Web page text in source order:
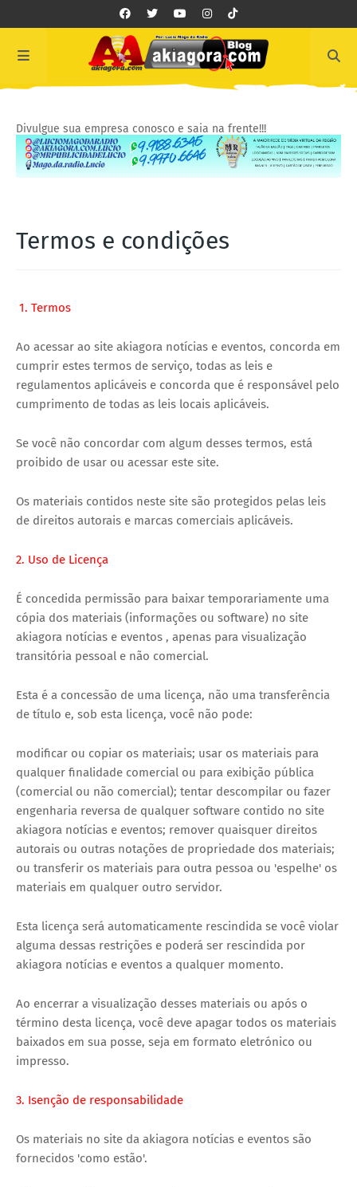
Divulgue sua empresa conosco e saia na frente!!!
Termos e condições
1. Termos
Ao acessar ao site akiagora notícias e eventos, concorda em
cumprir estes termos de serviço, todas as leis e
regulamentos aplicáveis ​​e concorda que é responsável pelo
cumprimento de todas as leis locais aplicáveis.
Se você não concordar com algum desses termos, está
proibido de usar ou acessar este site.
Os materiais contidos neste site são protegidos pelas leis
de direitos autorais e marcas comerciais aplicáveis.
2. Uso de Licença
É concedida permissão para baixar temporariamente uma
cópia dos materiais (informações ou software) no site
akiagora notícias e eventos , apenas para visualização
transitória pessoal e não comercial.
Esta é a concessão de uma licença, não uma transferência
de título e, sob esta licença, você não pode:
modificar ou copiar os materiais; usar os materiais para
qualquer finalidade comercial ou para exibição pública
(comercial ou não comercial); tentar descompilar ou fazer
engenharia reversa de qualquer software contido no site
akiagora notícias e eventos; remover quaisquer direitos
autorais ou outras notações de propriedade dos materiais;
ou transferir os materiais para outra pessoa ou 'espelhe' os
materiais em qualquer outro servidor.
Esta licença será automaticamente rescindida se você violar
alguma dessas restrições e poderá ser rescindida por
akiagora notícias e eventos a qualquer momento.
Ao encerrar a visualização desses materiais ou após o
término desta licença, você deve apagar todos os materiais
baixados em sua posse, seja em formato eletrónico ou
impresso.
3. Isenção de responsabilidade
Os materiais no site da akiagora notícias e eventos são
fornecidos 'como estão'.